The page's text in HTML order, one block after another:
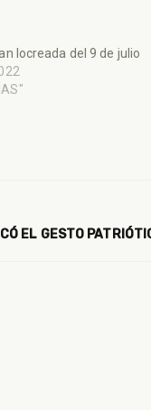
locreada del 9 de julio
EL GESTO